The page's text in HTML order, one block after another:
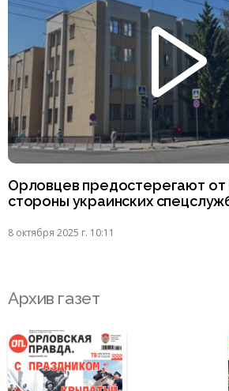
Орловцев предостерегают от
стороны украинских
8 октября 2025 г. 10:11
Архив газет